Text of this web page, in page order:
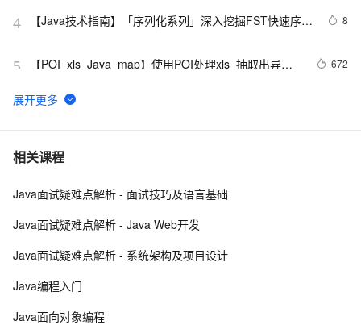
4
【Java技术指南】「序列化系列」深入挖掘FST快速序列
8
5
【POI  xls  Java  map】使用POI处理xls  抽取出异常
高度
672
6 Java 注解 阐释 hibernate ORM
7 java 中的多线程   内部类实现 数据共享 和 Runnable实
8 如何提高 Java 高并发程序的性能？
10Eclipse+Jboss报java.lang.OutOfMemoryError：
相关课程
Java面试疑难点解析 - 面试技巧及语言基础
Java面试疑难点解析 - Java Web开发
Java面试疑难点解析 - 系统架构及项目设计
Java编程入门
Java面向对象编程